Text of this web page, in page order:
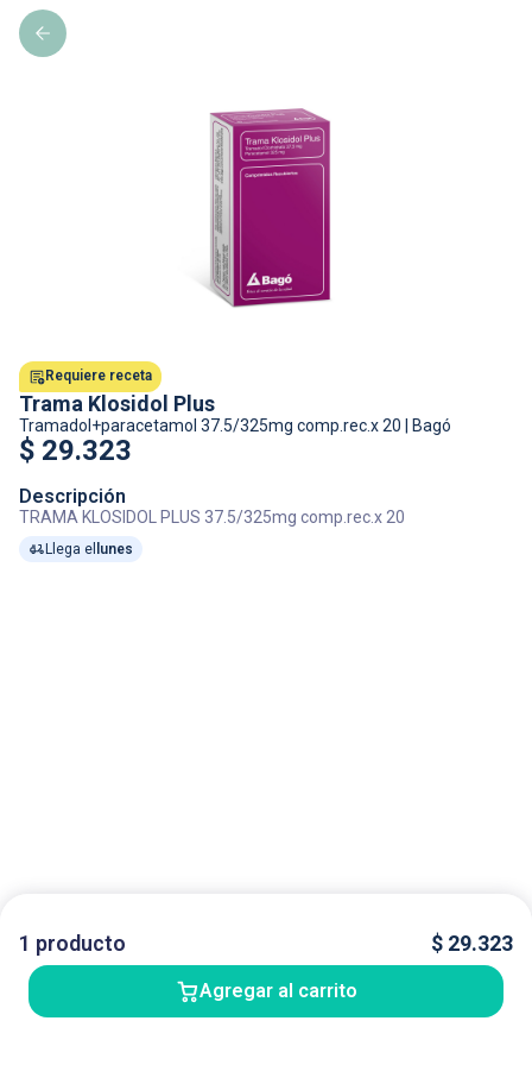
Requiere receta
Trama Klosidol Plus
Tramadol+paracetamol 37.5/325mg comp.rec.x 20 Bagó
$ 29.323
Descripción
TRAMA KLOSIDOL PLUS 37.5/325mg comp.rec.x 20
Llega el lunes
1 producto $ 29.323
Agregar al carrito